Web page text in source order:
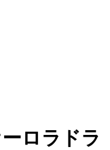
ロラドラ